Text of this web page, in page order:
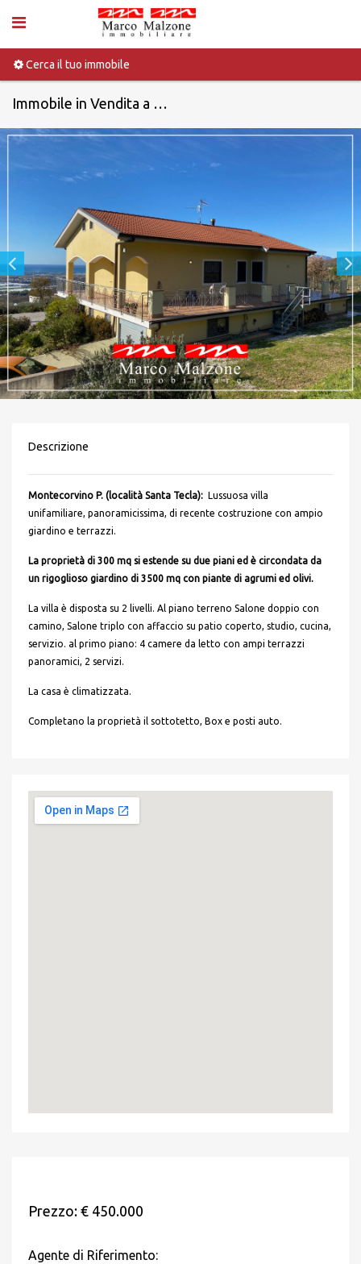
Cerca il tuo immobile
Immobile in Vendita a Montecorvino pugliano - Codice V00099V
Descrizione
Montecorvino P. (località Santa Tecla): Lussuosa villa
unifamiliare, panoramicissima, di recente costruzione con ampio
giardino e terrazzi.
La proprietà di 300 mq si estende su due piani ed è circondata da
un rigoglioso giardino di 3500 mq con piante di agrumi ed olivi.
La villa è disposta su 2 livelli. Al piano terreno Salone doppio con
camino, Salone triplo con affaccio su patio coperto, studio, cucina,
servizio. al primo piano: 4 camere da letto con ampi terrazzi
panoramici, 2 servizi.
La casa è climatizzata.
Completano la proprietà il sottotetto, Box e posti auto.
Prezzo: € 450.000
Agente di Riferimento: